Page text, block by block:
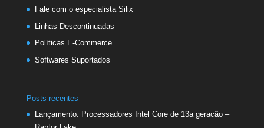
Fale com o especialista Silix
Linhas Descontinuadas
Políticas E-Commerce
Softwares Suportados
Posts recentes
Lançamento: Processadores Intel Core de 13a geracão –